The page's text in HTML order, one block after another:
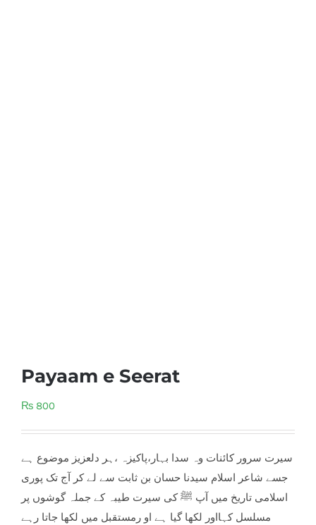
Payaam e Seerat
₨ 800
سیرت سرور کائنات وہ سدا بہار،پاکیزہ ،ہر دلعزیز موضوع ہے
جسے شاعر اسلام سیدنا حسان بن ثابت سے لے کر آج تک پوری
اسلامی تاریخ میں آپ ﷺ کی سیرت طیبہ کے جملہ گوشوں پر
مسلسل کہااور لکھا گیا ہے او رمستقبل میں لکھا جاتا رہے